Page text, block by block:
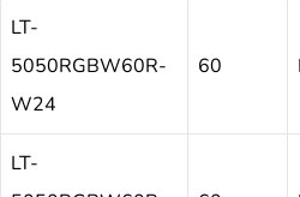
LT-
5050RGBW60R-
W24
60
LT-